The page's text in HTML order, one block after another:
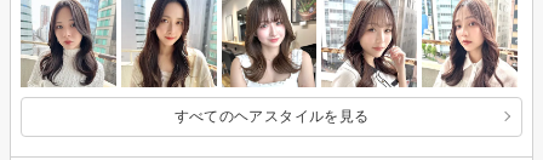
すべてのヘアスタイルを見る